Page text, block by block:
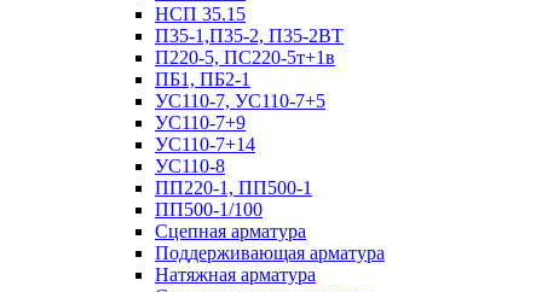
НСП 35.15
П35-1,П35-2, П35-2ВТ
П220-5, ПС220-5т+1в
ПБ1, ПБ2-1
УС110-7, УС110-7+5
УС110-7+9
УС110-7+14
УС110-8
ПП220-1, ПП500-1
ПП500-1/100
Сцепная арматура
Поддерживающая арматура
Натяжная арматура